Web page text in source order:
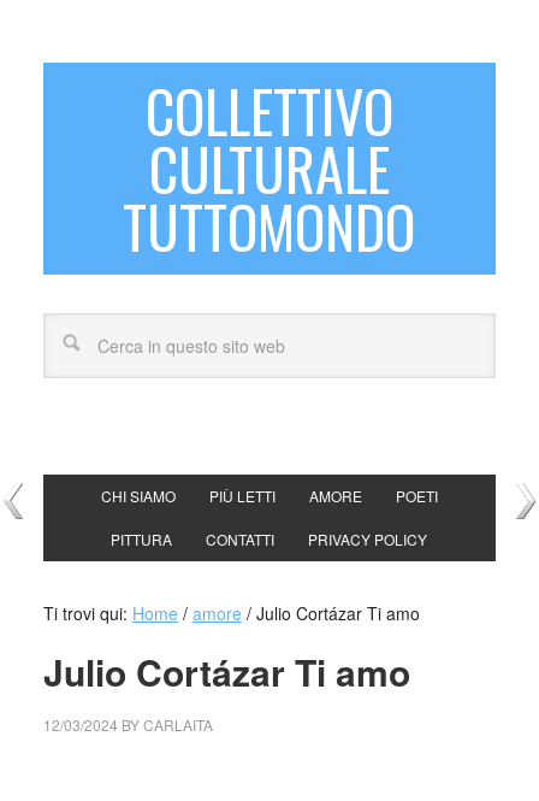
COLLETTIVO
CULTURALE
TUTTOMONDO
CHI SIAMO PIÙ LETTI AMORE POETI
PITTURA CONTATTI PRIVACY POLICY
Ti trovi qui: Home / amore /Julio Cortázar Ti amo
Julio Cortázar Ti amo
12/03/2024 BYCARLAITA